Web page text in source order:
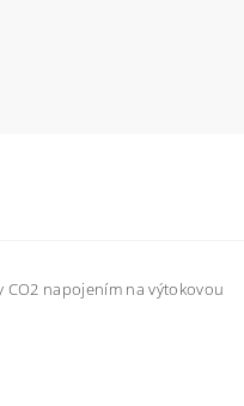
napojením na výtokovou